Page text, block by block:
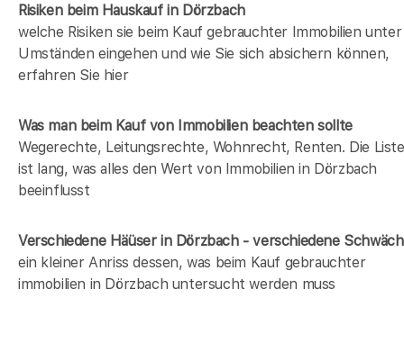
Risiken beim Hauskaufin Dörzbach
welche Risiken sie beim Kauf gebrauchter Immobilien unter
Umständen eingehen und wie Sie sich absichern können,
erfahren Sie hier
Was man beim Kauf von Immobilien beachten sollte
Wegerechte, Leitungsrechte, Wohnrecht, Renten. Die Liste
ist lang, was alles den Wert von Immobilien in Dörzbach
beeinflusst
Verschiedene Häüser in Dörzbach - verschiedene
ein kleiner Anriss dessen, was beim Kauf gebrauchter
immobilien in Dörzbach untersucht werden muss